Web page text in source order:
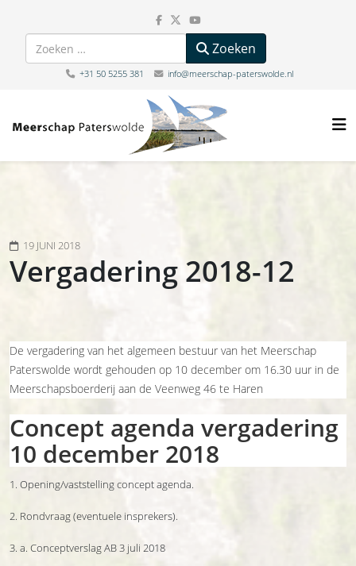
Zoeken Zoeken
+31 50 5255 381 info@meerschap-paterswolde.nl
19 JUNI 2018
Vergadering 2018-12
De vergadering van het algemeen bestuur van het Meerschap
Paterswolde wordt gehouden op 10 december om 16.30 uur in de
Meerschapsboerderij aan de Veenweg 46 te Haren
Concept agenda vergadering
10 december 2018
1. Opening/vaststelling concept agenda.
2. Rondvraag (eventuele insprekers).
3. a. Conceptverslag AB 3 juli 2018